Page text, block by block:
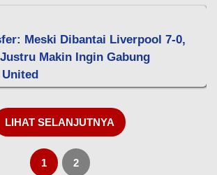
Meski Dibantai Liverpool 7-0,
Makin Ingin Gabung
LIHAT SELANJUTNYA
1 2